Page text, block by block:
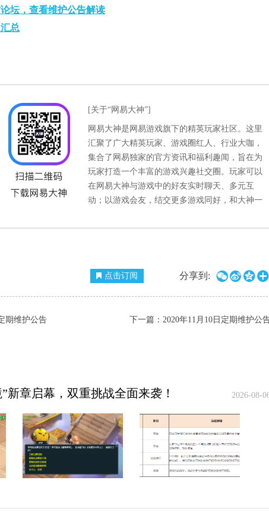
坛，查看维护公告解读
总
[关于“网易大神”]
网易大神是网易游戏旗下的精英玩家社区。这里
汇聚了广大精英玩家、游戏圈红人、行业大咖，
集合了网易独家的官方资讯和福利趣闻，旨在为
玩家打造一个丰富的游戏兴趣社交圈。玩家可以
在网易大神与游戏中的好友实时聊天、多元互
动；以游戏会友，结交更多游戏同好，和大神一
game/xyq官方微信：wyds_163
点击订阅 分享到:  
期维护公告 下一篇： 2020年11月10日定期维护公
新章启幕，双重挑战全面来袭！ 2026-08-